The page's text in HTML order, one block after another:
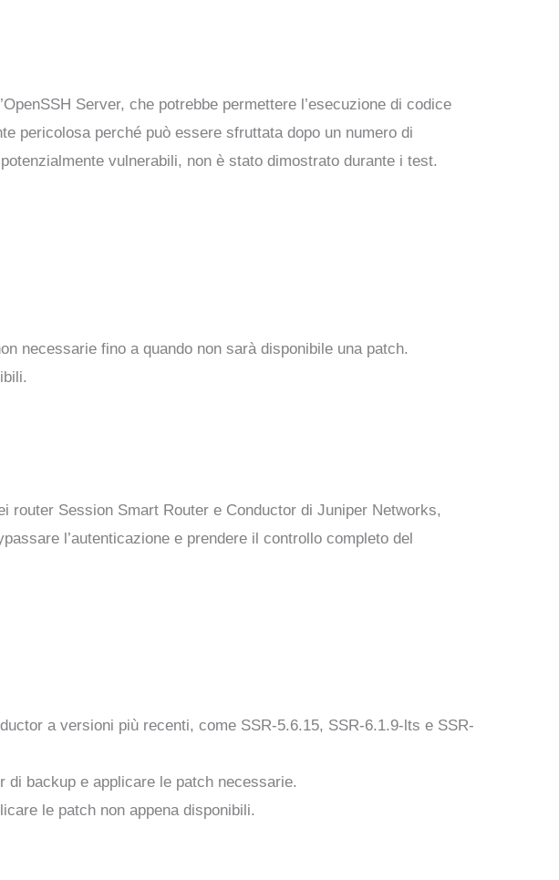
Server, che potrebbe permettere l’esecuzione di codice
pericolosa perché può essere sfruttata dopo un numero di
vulnerabili, non è stato dimostrato durante i test.
necessarie fino a quando non sarà disponibile una patch.
router Session Smart Router e Conductor di Juniper Networks,
l’autenticazione e prendere il controllo completo del
a versioni più recenti, come SSR-5.6.15, SSR-6.1.9-lts e SSR-
backup e applicare le patch necessarie.
le patch non appena disponibili.